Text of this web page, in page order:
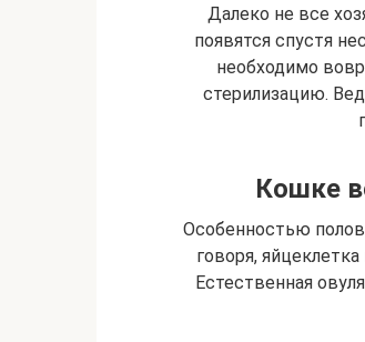
Далеко не все
появятся спустя
необходимо
стерилизацию.
Кошке
Особенностью
говоря,
Естественная